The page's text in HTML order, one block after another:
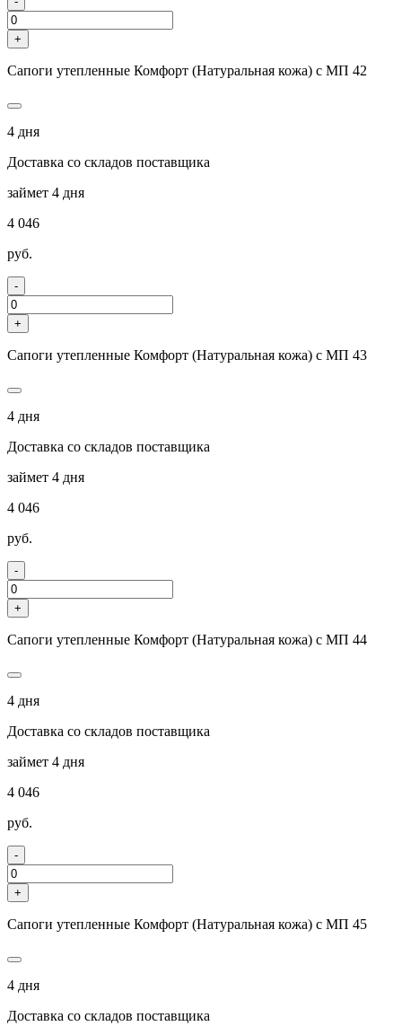
+
Сапоги утепленные Комфорт (Натуральная кожа) с МП 42
4 дня
Доставка со складов поставщика
займет 4 дня
4 046
руб.
-
+
Сапоги утепленные Комфорт (Натуральная кожа) с МП 43
4 дня
Доставка со складов поставщика
займет 4 дня
4 046
руб.
-
+
Сапоги утепленные Комфорт (Натуральная кожа) с МП 44
4 дня
Доставка со складов поставщика
займет 4 дня
4 046
руб.
-
+
Сапоги утепленные Комфорт (Натуральная кожа) с МП 45
4 дня
Доставка со складов поставщика